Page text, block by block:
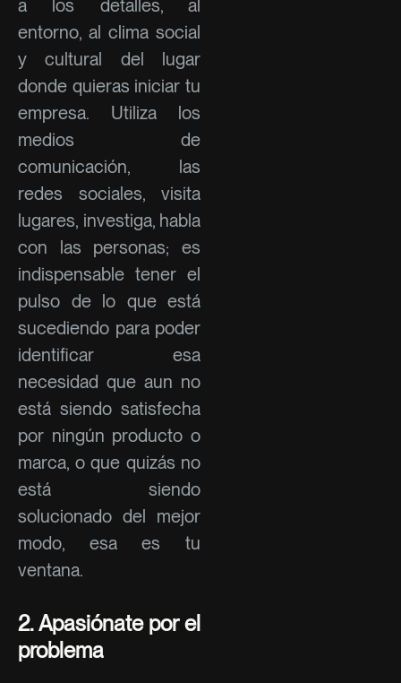
a los detalles, al
entorno, al clima social
y cultural del lugar
donde quieras iniciar tu
empresa. Utiliza los
medios de
comunicación, las
redes sociales, visita
lugares, investiga, habla
con las personas; es
indispensable tener el
pulso de lo que está
sucediendo para poder
identificar esa
necesidad que aun no
está siendo satisfecha
por ningún producto o
marca, o que quizás no
está siendo
solucionado del mejor
modo, esa es tu
ventana.
2. Apasiónate por el
problema